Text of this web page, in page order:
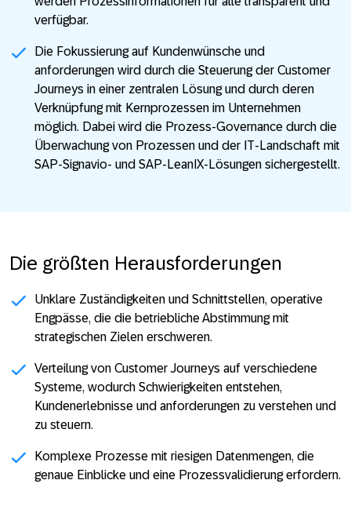
verfügbar.
Die Fokussierung auf Kundenwünsche und
anforderungen wird durch die Steuerung der Customer
Journeys in einer zentralen Lösung und durch deren
Verknüpfung mit Kernprozessen im Unternehmen
möglich. Dabei wird die Prozess-Governance durch die
Überwachung von Prozessen und der IT-Landschaft mit
SAP-Signavio- und SAP-LeanIX-Lösungen sichergestellt.
Die größten Herausforderungen
Unklare Zuständigkeiten und Schnittstellen, operative
Engpässe, die die betriebliche Abstimmung mit
strategischen Zielen erschweren.
Verteilung von Customer Journeys auf verschiedene
Systeme, wodurch Schwierigkeiten entstehen,
Kundenerlebnisse und anforderungen zu verstehen und
zu steuern.
Komplexe Prozesse mit riesigen Datenmengen, die
genaue Einblicke und eine Prozessvalidierung erfordern.